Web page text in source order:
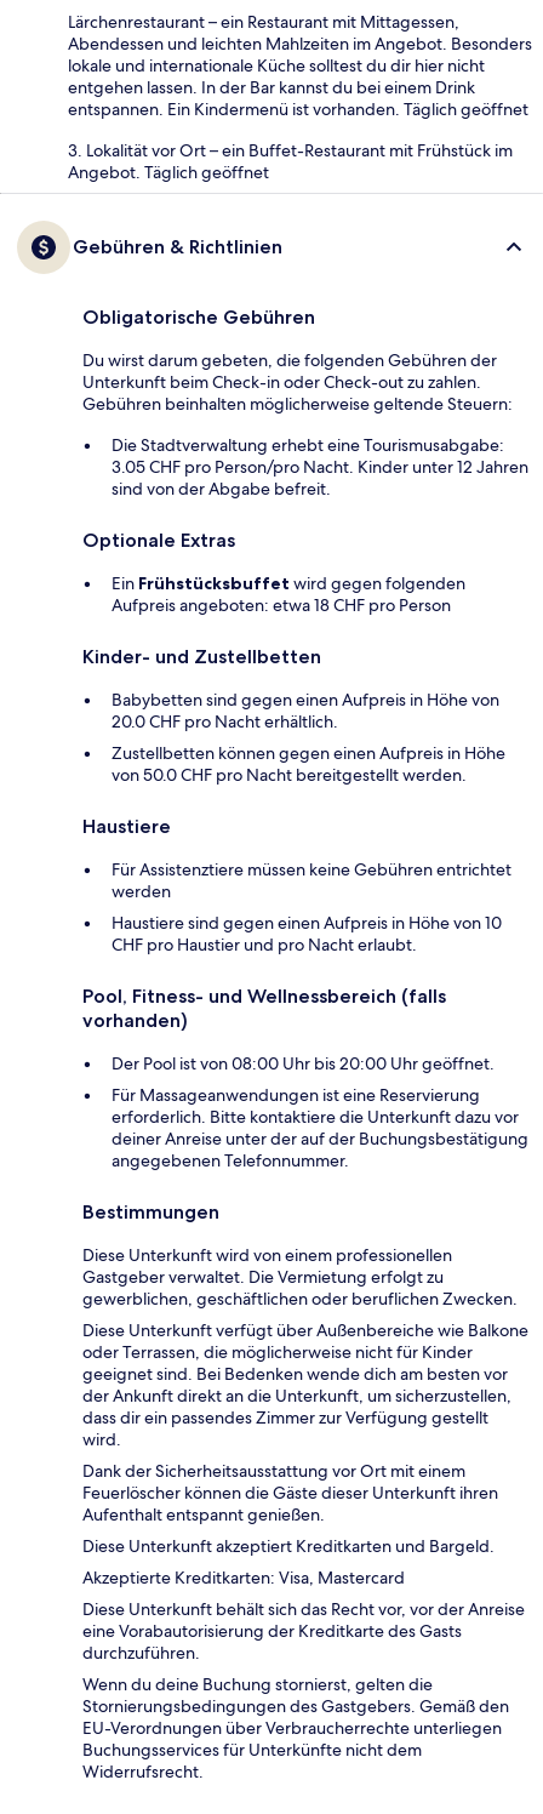
Lärchenrestaurant – ein Restaurant mit Mittagessen,
Abendessen und leichten Mahlzeiten im Angebot. Besonders
lokale und internationale Küche solltest du dir hier nicht
entgehen lassen. In der Bar kannst du bei einem Drink
entspannen. Ein Kindermenü ist vorhanden. Täglich geöffnet
3. Lokalität vor Ort – ein Buffet-Restaurant mit Frühstück im
Angebot. Täglich geöffnet
Gebühren & Richtlinien
Obligatorische Gebühren
Du wirst darum gebeten, die folgenden Gebühren der
Unterkunft beim Check-in oder Check-out zu zahlen.
Gebühren beinhalten möglicherweise geltende Steuern:
Die Stadtverwaltung erhebt eine Tourismusabgabe:
3.05 CHF pro Person/pro Nacht. Kinder unter 12 Jahren
sind von der Abgabe befreit.
Optionale Extras
Ein Frühstücksbuffet wird gegen folgenden
Aufpreis angeboten: etwa 18 CHF pro Person
Kinder- und Zustellbetten
Babybetten sind gegen einen Aufpreis in Höhe von
20.0 CHF pro Nacht erhältlich.
Zustellbetten können gegen einen Aufpreis in Höhe
von 50.0 CHF pro Nacht bereitgestellt werden.
Haustiere
Für Assistenztiere müssen keine Gebühren entrichtet
werden
Haustiere sind gegen einen Aufpreis in Höhe von 10
CHF pro Haustier und pro Nacht erlaubt.
Pool, Fitness- und Wellnessbereich (falls
vorhanden)
Der Pool ist von 08:00 Uhr bis 20:00 Uhr geöffnet.
Für Massageanwendungen ist eine Reservierung
erforderlich. Bitte kontaktiere die Unterkunft dazu vor
deiner Anreise unter der auf der Buchungsbestätigung
angegebenen Telefonnummer.
Bestimmungen
Diese Unterkunft wird von einem professionellen
Gastgeber verwaltet. Die Vermietung erfolgt zu
gewerblichen, geschäftlichen oder beruflichen Zwecken.
Diese Unterkunft verfügt über Außenbereiche wie Balkone
oder Terrassen, die möglicherweise nicht für Kinder
geeignet sind. Bei Bedenken wende dich am besten vor
der Ankunft direkt an die Unterkunft, um sicherzustellen,
dass dir ein passendes Zimmer zur Verfügung gestellt
wird.
Dank der Sicherheitsausstattung vor Ort mit einem
Feuerlöscher können die Gäste dieser Unterkunft ihren
Aufenthalt entspannt genießen.
Diese Unterkunft akzeptiert Kreditkarten und Bargeld.
Akzeptierte Kreditkarten: Visa, Mastercard
Diese Unterkunft behält sich das Recht vor, vor der Anreise
eine Vorabautorisierung der Kreditkarte des Gasts
durchzuführen.
Wenn du deine Buchung stornierst, gelten die
Stornierungsbedingungen des Gastgebers. Gemäß den
EU-Verordnungen über Verbraucherrechte unterliegen
Buchungsservices für Unterkünfte nicht dem
Widerrufsrecht.